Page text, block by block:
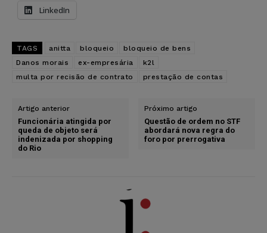
LinkedIn
TAGS anitta bloqueio
bloqueio de bens
Danos morais
ex-empresária
k2l
multa por recisão de contrato
prestação de contas
Artigo anterior
Funcionária atingida por
queda de objeto será
indenizada por shopping
do Rio
Próximo artigo
Questão de ordem no STF
abordará nova regra do
foro por prerrogativa